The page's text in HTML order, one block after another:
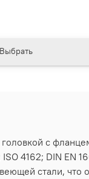
Выбрать
с
4162; DIN EN
стали, что